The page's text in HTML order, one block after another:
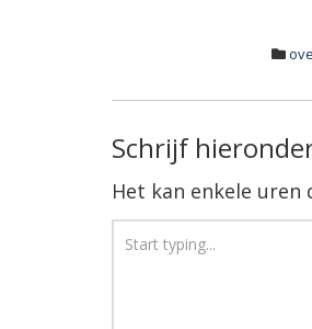
Schrijf
Het kan enkele